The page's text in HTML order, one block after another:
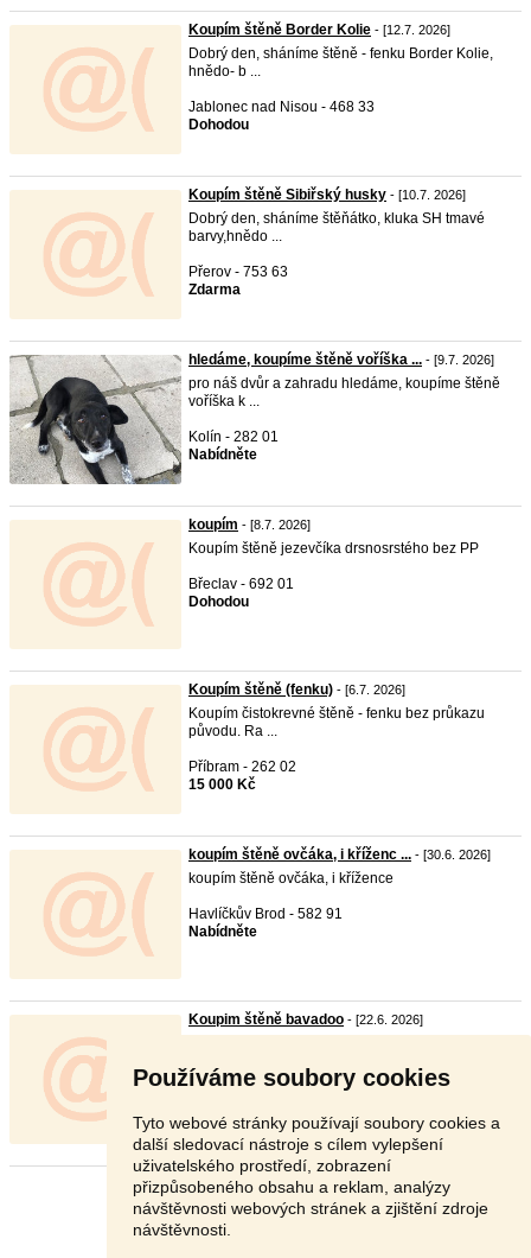
Používáme soubory cookies
Tyto webové stránky používají soubory cookies a
další sledovací nástroje s cílem vylepšení
uživatelského prostředí, zobrazení
přizpůsobeného obsahu a reklam, analýzy
návštěvnosti webových stránek a zjištění zdroje
návštěvnosti.
Koupím štěně Border Kolie - [12.7. 2026]
Dobrý den, sháníme štěně - fenku Border Kolie,
hnědo- b ...
Jablonec nad Nisou - 468 33
Dohodou
Koupím štěně Sibiřský husky - [10.7. 2026]
Dobrý den, sháníme štěňátko, kluka SH tmavé
barvy,hnědo ...
Přerov - 753 63
Zdarma
hledáme, koupíme štěně voříška ... - [9.7. 2026]
pro náš dvůr a zahradu hledáme, koupíme štěně
voříška k ...
Kolín - 282 01
Nabídněte
koupím - [8.7. 2026]
Koupím štěně jezevčíka drsnosrstého bez PP
Břeclav - 692 01
Dohodou
Koupím štěně (fenku) - [6.7. 2026]
Koupím čistokrevné štěně - fenku bez průkazu
původu. Ra ...
Příbram - 262 02
15 000 Kč
koupím štěně ovčáka, i kříženc ... - [30.6. 2026]
koupím štěně ovčáka, i křížence
Havlíčkův Brod - 582 91
Nabídněte
Koupim štěně bavadoo - [22.6. 2026]
Benešov - 256 01
Stránka: 1 2 Další